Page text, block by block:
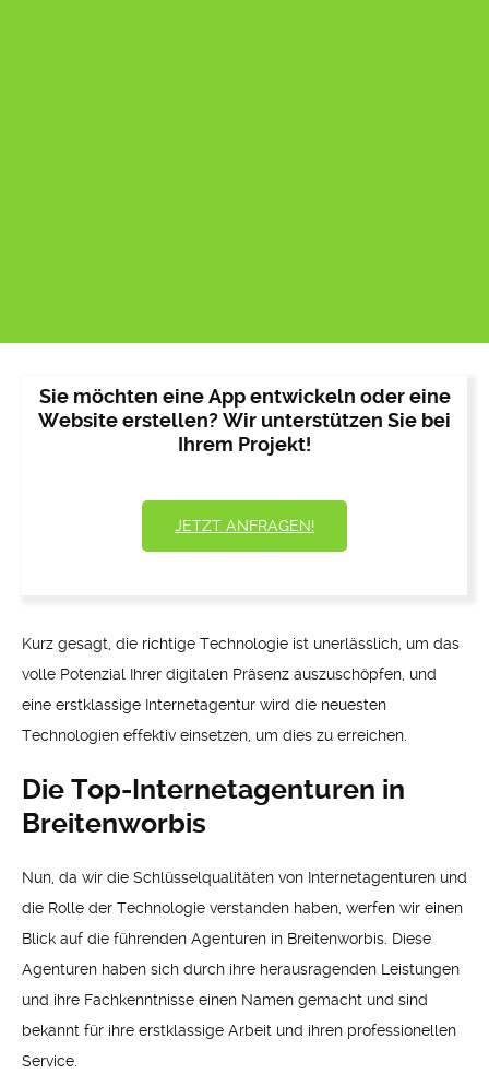
Sie möchten eine App entwickeln oder eine
Website erstellen? Wir unterstützen Sie bei
Ihrem Projekt!
JETZT ANFRAGEN!
Kurz gesagt, die richtige Technologie ist unerlässlich, um das
volle Potenzial Ihrer digitalen Präsenz auszuschöpfen, und
eine erstklassige Internetagentur wird die neuesten
Technologien effektiv einsetzen, um dies zu erreichen.
Die Top-Internetagenturen in
Breitenworbis
Nun, da wir die Schlüsselqualitäten von Internetagenturen und
die Rolle der Technologie verstanden haben, werfen wir einen
Blick auf die führenden Agenturen in Breitenworbis. Diese
Agenturen haben sich durch ihre herausragenden Leistungen
und ihre Fachkenntnisse einen Namen gemacht und sind
bekannt für ihre erstklassige Arbeit und ihren professionellen
Service.